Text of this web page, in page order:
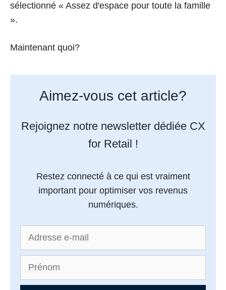
sélectionné « Assez d'espace pour toute la famille
».
Maintenant quoi?
Aimez-vous cet article?
Rejoignez notre newsletter dédiée CX
for Retail !
Restez connecté à ce qui est vraiment
important pour optimiser vos revenus
numériques.